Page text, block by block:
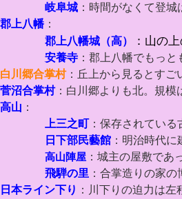
岐阜城 ：時間がなくて登
郡上八幡：
郡上八幡城（高）
：山の
安養寺 ：郡上八幡でもっと
白川郷合掌村：丘上から見るとすご
菅沼合掌村：白川郷よりも北。規模
高山 ：
上三之町：保存されている
日 下部民藝館 ：明治時代に
高山陣屋 ：城主の屋敷であ
飛騨の里 ：合掌造りの家の
日本ライン下り ：川下りの迫力は